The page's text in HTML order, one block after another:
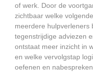
of werk. Door de
zichtbaar welke
meerdere hulpverleners
tegenstrijdige adviezen
ontstaat meer inzicht in
en welke vervolgstap
oefenen en